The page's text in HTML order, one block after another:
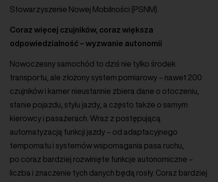
Stowarzyszenie Nowej Mobilności (PSNM).
Coraz więcej czujników, coraz większa
odpowiedzialność – wyzwanie autonomii
Nowoczesny samochód to dziś nie tylko środek
transportu, ale złożony system pomiarowy – nawet 200
czujników i kamer nieustannie zbiera dane o otoczeniu,
stanie pojazdu, stylu jazdy, a często także o samym
kierowcy i pasażerach. Wraz z postępującą
automatyzacją funkcji jazdy – od adaptacyjnego
tempomatu i systemów wspomagania pasa ruchu,
po coraz bardziej rozwinięte funkcje autonomiczne –
liczba i znaczenie tych danych będą rosły. Coraz bardziej